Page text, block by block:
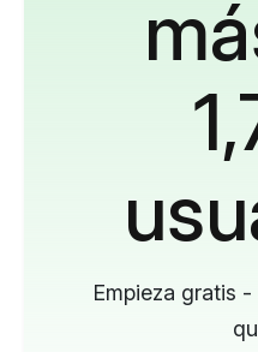
Empieza gratis